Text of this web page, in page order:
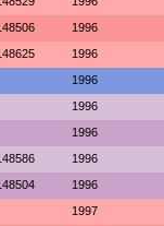
1996
1996
1996
1996
1996
1996
1996
1997